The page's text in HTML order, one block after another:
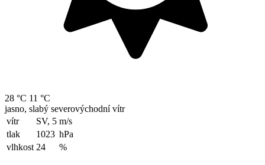
28 °C 11 °C
jasno, slabý severovýchodní vítr
vítr
SV, 5 m/s
tlak
1023 hPa
vlhkost 24 %